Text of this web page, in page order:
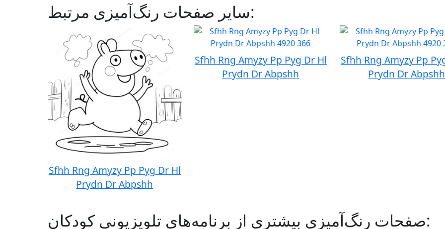
سایر صفحات رنگ‌آمیزی مرتبط:
Sfhh Rng Amyzy Pp Pyg Dr Hl
Prydn Dr Abpshh
Sfhh Rng Amyzy Pp Pyg Dr Hl
Prydn Dr Abpshh
Sfhh Rng Amyzy Pp
Prydn Dr Abpshh
صفحات رنگ‌آمیزی بیشتری از برنامه‌های تلویزیونی کودکان: